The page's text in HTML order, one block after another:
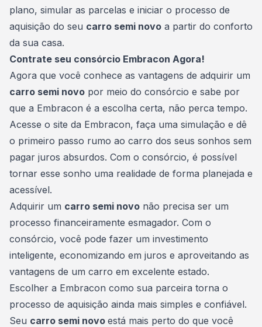
plano, simular as parcelas e iniciar o processo de
aquisição do seu carro semi novo a partir do conforto
da sua casa.
Contrate seu consórcio Embracon Agora!
Agora que você conhece as vantagens de adquirir um
carro semi novo por meio do consórcio e sabe por
que a Embracon é a escolha certa, não perca tempo.
Acesse o site da Embracon, faça uma simulação e dê
o primeiro passo rumo ao carro dos seus sonhos sem
pagar juros absurdos. Com o consórcio, é possível
tornar esse sonho uma realidade de forma planejada e
acessível.
Adquirir um carro semi novo não precisa ser um
processo financeiramente esmagador. Com o
consórcio, você pode fazer um investimento
inteligente, economizando em juros e aproveitando as
vantagens de um carro em excelente estado.
Escolher a Embracon como sua parceira torna o
processo de aquisição ainda mais simples e confiável.
Seu carro semi novo está mais perto do que você